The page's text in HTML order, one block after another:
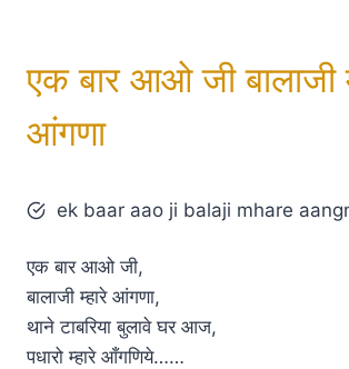
एक बार आओ जी बालाजी
आंगणा
ek baar aao ji balaji mhare
एक बार आओ जी,
बालाजी म्हारे आंगणा,
थाने टाबरिया बुलावे घर आज,
पधारो म्हारे आँगणिये……